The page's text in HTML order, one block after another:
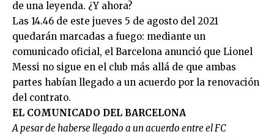
de una leyenda. ¿Y ahora?
Las 14.46 de este jueves 5 de agosto del 2021
quedarán marcadas a fuego: mediante un
comunicado oficial, el Barcelona anunció que Lionel
Messi no sigue en el club más allá de que ambas
partes habían llegado a un acuerdo por la renovación
del contrato.
EL COMUNICADO DEL BARCELONA
A pesar de haberse llegado a un acuerdo entre el FC